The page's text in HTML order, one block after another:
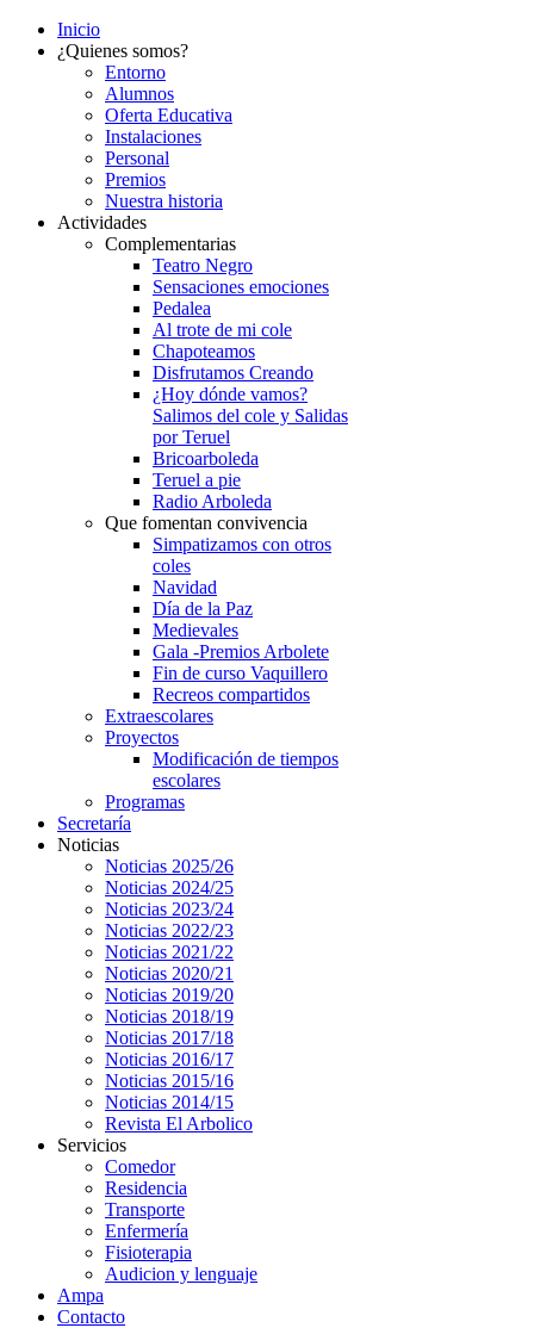
Inicio
¿Quienes somos?
Entorno
Alumnos
Oferta Educativa
Instalaciones
Personal
Premios
Nuestra historia
Actividades
Complementarias
Teatro Negro
Sensaciones emociones
Pedalea
Al trote de mi cole
Chapoteamos
Disfrutamos Creando
¿Hoy dónde vamos?
Salimos del cole y Salidas
por Teruel
Bricoarboleda
Teruel a pie
Radio Arboleda
Que fomentan convivencia
Simpatizamos con otros
coles
Navidad
Día de la Paz
Medievales
Gala -Premios Arbolete
Fin de curso Vaquillero
Recreos compartidos
Extraescolares
Proyectos
Modificación de tiempos
escolares
Programas
Secretaría
Noticias
Noticias 2025/26
Noticias 2024/25
Noticias 2023/24
Noticias 2022/23
Noticias 2021/22
Noticias 2020/21
Noticias 2019/20
Noticias 2018/19
Noticias 2017/18
Noticias 2016/17
Noticias 2015/16
Noticias 2014/15
Revista El Arbolico
Servicios
Comedor
Residencia
Transporte
Enfermería
Fisioterapia
Audicion y lenguaje
Ampa
Contacto